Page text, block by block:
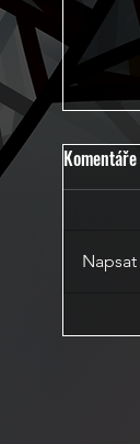
Komentáře